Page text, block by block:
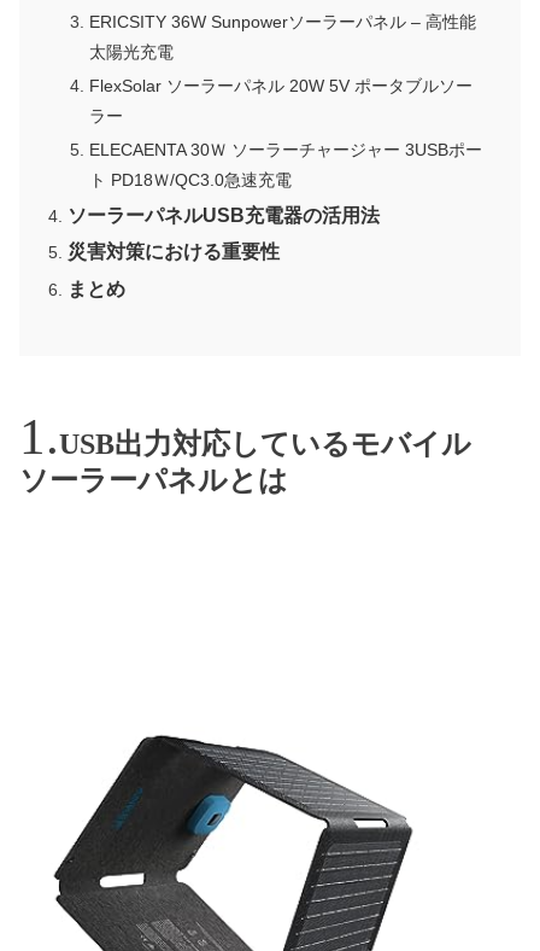
ERICSITY 36W Sunpowerソーラーパネル – 高性能
太陽光充電
FlexSolar ソーラーパネル 20W 5V ポータブルソー
ラー
ELECAENTA 30Ｗ ソーラーチャージャー 3USBポー
ト PD18Ｗ/QC3.0急速充電
ソーラーパネルUSB充電器の活用法
災害対策における重要性
まとめ
USB出力対応しているモバイル
ソーラーパネルとは